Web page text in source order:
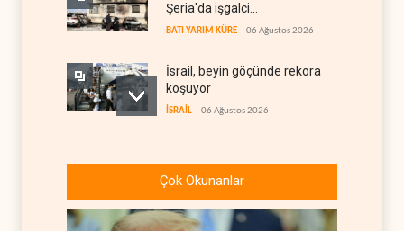
Şeria'da işgalci
yerleşimcilere cezasızlık
BATI YARIM KÜRE 06 Ağustos 2026
İsrail, beyin göçünde rekora
koşuyor
İSRAİL 06 Ağustos 2026
Ukrayna'daki İHA
teknolojisinin peşine düştü
Çok Okunanlar